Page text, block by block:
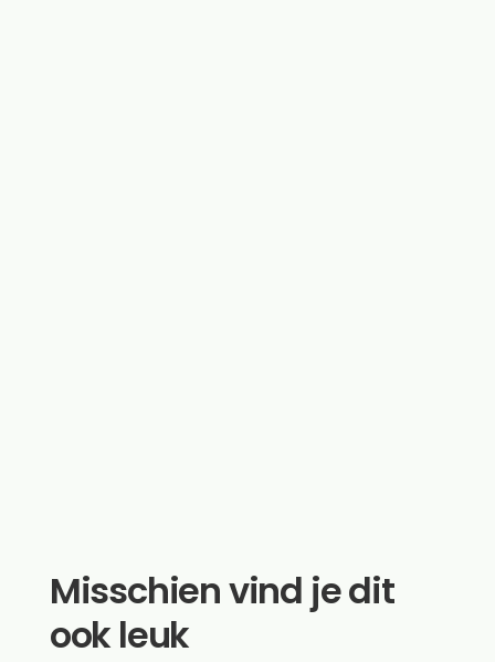
Misschien vind je dit
ook leuk